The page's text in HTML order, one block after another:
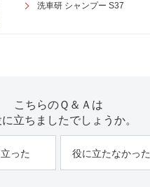
洗車研 シャンプー S37
こちらのＱ＆Ａは
立ちましたでしょうか。
った 役に立たなかった